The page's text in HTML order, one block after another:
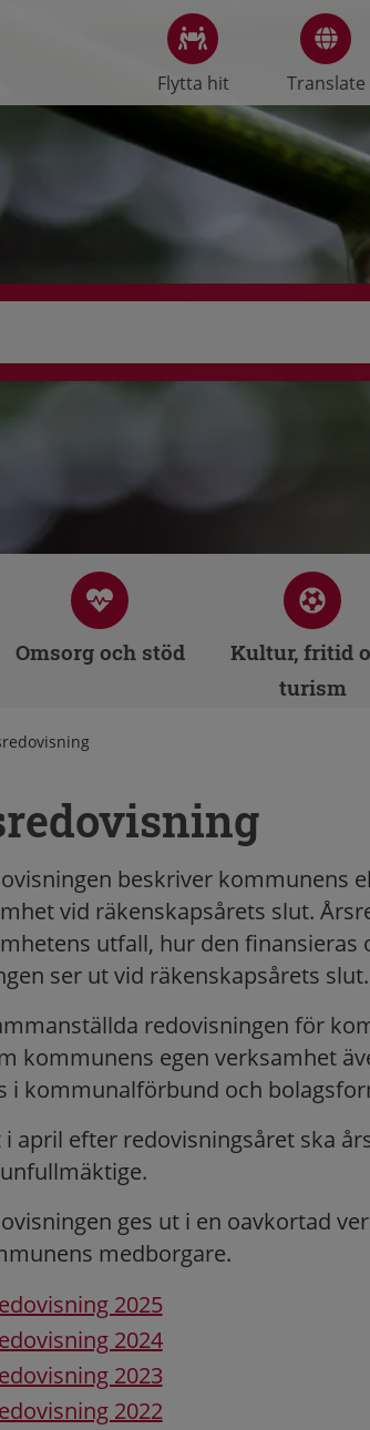
Flytta hit Translate
Omsorg och stöd
Kultur, fritid
turism
beskriver kommunens
vid räkenskapsårets slut.
utfall, hur den finansieras
ser ut vid räkenskapsårets slut.
redovisningen för
kommunens egen verksamhet
i kommunalförbund och
i april efter redovisningsåret ska
ges ut i en oavkortad
medborgare.
2025
2024
2023
2022